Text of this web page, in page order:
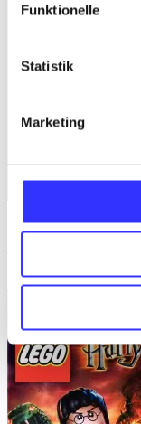
Funktionelle
Statistik
Marketing
Minecraft - story mode